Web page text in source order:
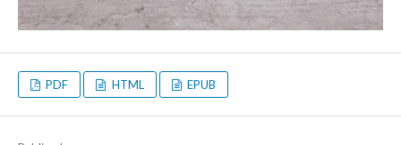
PDF HTML EPUB